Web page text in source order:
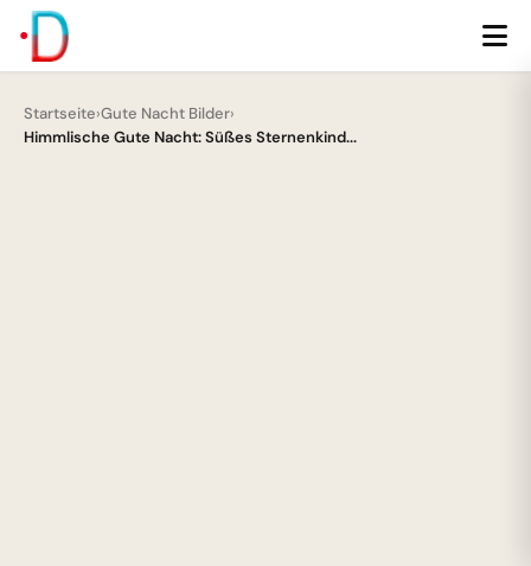
Startseite›Gute Nacht Bilder›
Himmlische Gute Nacht: Süßes Sternenkind...